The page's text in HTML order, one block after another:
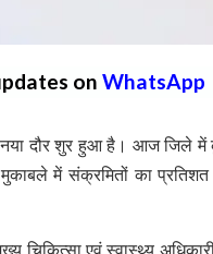
on WhatsApp
दौर शुर हुआ है। आज जिले में
में संक्रमितों का
एवं स्वास्थ्य